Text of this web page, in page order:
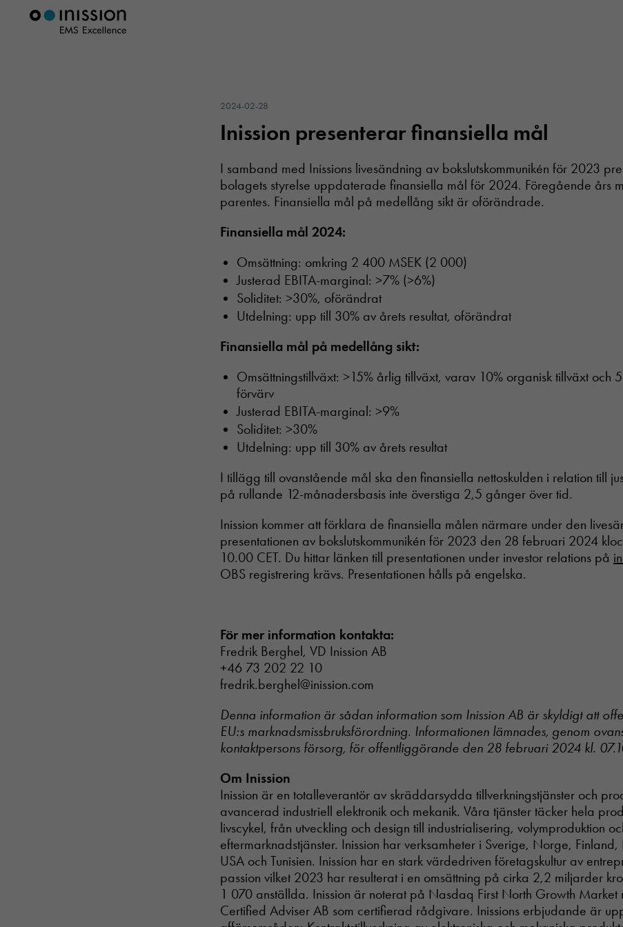
2024-02-28
Inission presenterar finansiella mål
I samband med Inissions livesändning av bokslutskommunikén för 2023
bolagets styrelse uppdaterade finansiella mål för 2024. Föregående års
parentes. Finansiella mål på medellång sikt är oförändrade.
Finansiella mål 2024:
Omsättning: omkring 2 400 MSEK (2 000)
Justerad EBITA-marginal: >7% (>6%)
Soliditet: >30%, oförändrat
Utdelning: upp till 30% av årets resultat, oförändrat
Finansiella mål på medellång sikt:
Omsättningstillväxt: >15% årlig tillväxt, varav 10% organisk tillväxt och
förvärv
Justerad EBITA-marginal: >9%
Soliditet: >30%
Utdelning: upp till 30% av årets resultat
I tillägg till ovanstående mål ska den finansiella nettoskulden i relation till
på rullande 12-månadersbasis inte överstiga 2,5 gånger över tid.
Inission kommer att förklara de finansiella målen närmare under den
presentationen av bokslutskommunikén för 2023 den 28 februari 2024
10.00 CET. Du hittar länken till presentationen under investor relations på
OBS registrering krävs. Presentationen hålls på engelska.
För mer information kontakta:
Fredrik Berghel, VD Inission AB
+46 73 202 22 10
fredrik.berghel@inission.com
Denna information är sådan information som Inission AB är skyldigt att
EU:s marknadsmissbruksförordning. Informationen lämnades, genom
kontaktpersons försorg, för offentliggörande den 28 februari 2024 kl.
Om Inission
Inission är en totalleverantör av skräddarsydda tillverkningstjänster och
avancerad industriell elektronik och mekanik. Våra tjänster täcker hela
livscykel, från utveckling och design till industrialisering, volymproduktion
eftermarknadstjänster. Inission har verksamheter i Sverige, Norge, Finland,
USA och Tunisien. Inission har en stark värdedriven företagskultur av
passion vilket 2023 har resulterat i en omsättning på cirka 2,2 miljarder
1 070 anställda. Inission är noterat på Nasdaq First North Growth
Certified Adviser AB som certifierad rådgivare. Inissions erbjudande är